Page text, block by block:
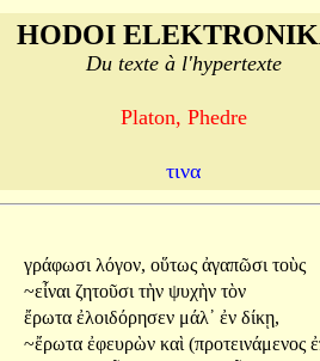
HODOI
Du texte à l'hypertexte
Platon, Phedre
τινα
γράφωσι λόγον, οὕτως ἀγαπῶσι τοὺς
~εἶναι ζητοῦσι τὴν ψυχὴν τὸν
ἔρωτα ἐλοιδόρησεν μάλ᾽ ἐν δίκῃ,
~ἔρωτα ἐφευρὼν καὶ (προτεινάμενος